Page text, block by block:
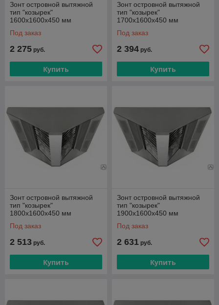
Зонт островной вытяжной
тип "козырек"
1600х1600х450 мм
Под заказ
2 275 руб.
Купить
Зонт островной вытяжной
тип "козырек"
1700х1600х450 мм
Под заказ
2 394 руб.
Купить
Зонт островной вытяжной
тип "козырек"
1800х1600х450 мм
Под заказ
2 513 руб.
Купить
Зонт островной вытяжной
тип "козырек"
1900х1600х450 мм
Под заказ
2 631 руб.
Купить